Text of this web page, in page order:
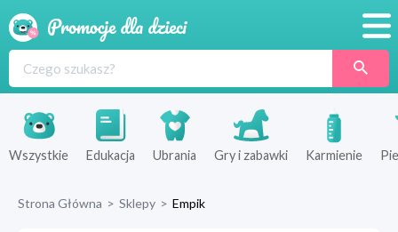
Produkty
Sklepy
Wszystkie Edukacja Ubrania Gry i zabawki Karmienie
Strona Główna > Sklepy > Empik